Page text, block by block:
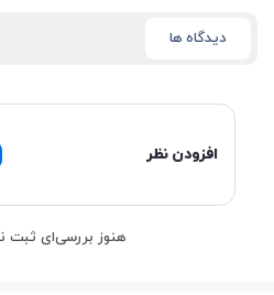
دیدگاه ها
افزودن نظر
هنوز بررسی‌ای ثبت